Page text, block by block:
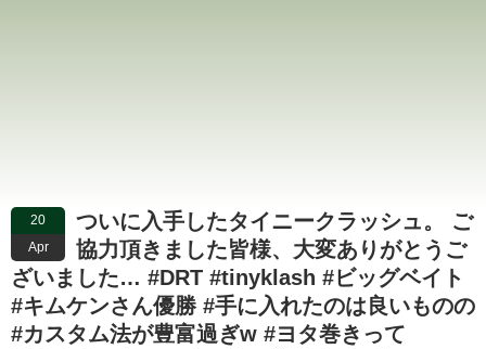
20
Apr
ついに入手したタイニークラッシュ。 ご
協力頂きました皆様、大変ありがとうご
ざいました… #DRT #tinyklash #ビッグベイト
#キムケンさん優勝 #手に入れたのは良いものの
#カスタム法が豊富過ぎw #ヨタ巻きって